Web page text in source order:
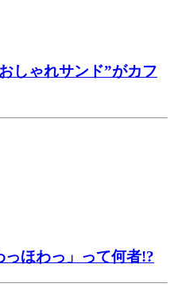
しゃれサンド”がカフ
っほわっ」って何者!?